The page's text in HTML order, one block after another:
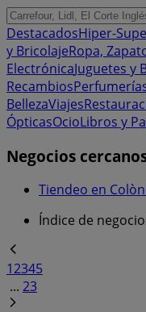
DestacadosHiper-
y BricolajeRopa,
ElectrónicaJuguetes y
Recambios
BellezaViajes
ÓpticasOcioLibros y
Negocios
Tiendeo en
Índice de
12345
... 23